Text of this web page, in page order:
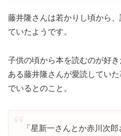
藤井隆さんは若かりし頃から
ていたようです。
子供の頃から本を読むのが好
ある藤井隆さんが愛読してい
でいるとのこと。
「星新一さんとか赤川次